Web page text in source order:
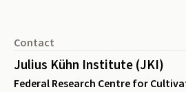
Contact
Julius Kühn Institute (JKI)
Federal Research Centre for